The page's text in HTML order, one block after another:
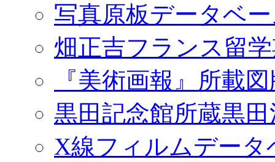
写真原板データベ
畑正吉フランス留
『美術画報』所載
黒田記念館所蔵黒
X線フィルムデータ